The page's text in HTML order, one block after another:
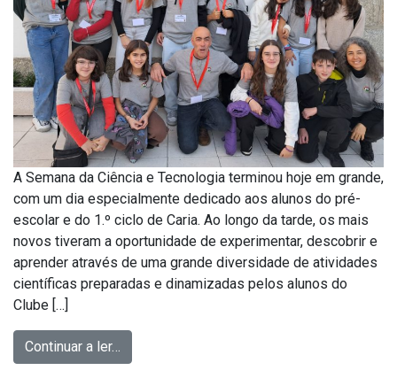
A Semana da Ciência e Tecnologia terminou hoje em grande,
com um dia especialmente dedicado aos alunos do pré-
escolar e do 1.º ciclo de Caria. Ao longo da tarde, os mais
novos tiveram a oportunidade de experimentar, descobrir e
aprender através de uma grande diversidade de atividades
científicas preparadas e dinamizadas pelos alunos do
Clube […]
Continuar a ler…